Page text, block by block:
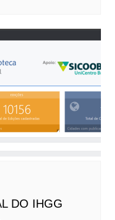
DO IHGG